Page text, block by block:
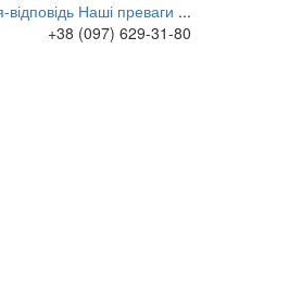
Наші преваги ...
+38 (097) 629-31-80